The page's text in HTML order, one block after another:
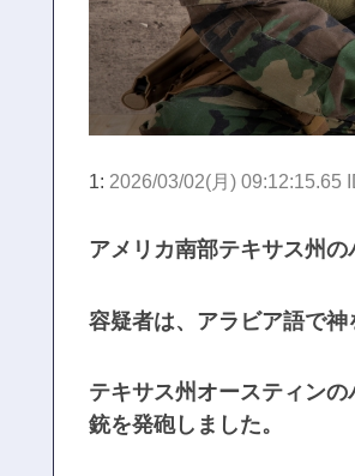
1: 2026/03/02(月) 09:12:15.65
アメリカ南部テキサス州の
容疑者は、アラビア語で神
テキサス州オースティン
銃を発砲しました。